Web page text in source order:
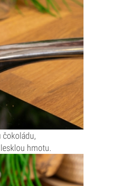
čokoládu,
hmotu.